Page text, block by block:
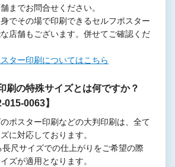
までお問合せください。
でその場で印刷できるセルフポスター
店舗もございます。併せてご確認くだ
ター印刷についてはこちら
刷の特殊サイズとは何ですか？
015-0063】
ポスター印刷などの大判印刷は、全て
に対応しております。
長尺サイズでの仕上がりをご希望の際
ズが適用となります。